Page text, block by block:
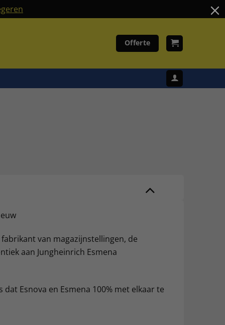
Offerte
fabrikant van magazijnstellingen, de
aan Jungheinrich Esmena
Esnova en Esmena 100% met elkaar te